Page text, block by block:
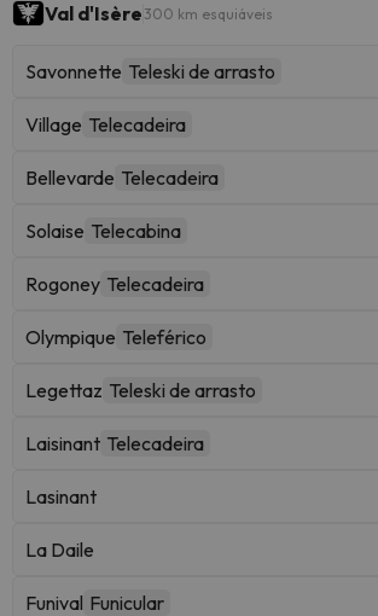
Val d'Isère 300 km esquiáveis
Savonnette Teleski de arrasto
Village Telecadeira
Bellevarde Telecadeira
Solaise Telecabina
Rogoney Telecadeira
Olympique Teleférico
Legettaz Teleski de arrasto
Laisinant Telecadeira
Lasinant
La Daile
Funival Funicular